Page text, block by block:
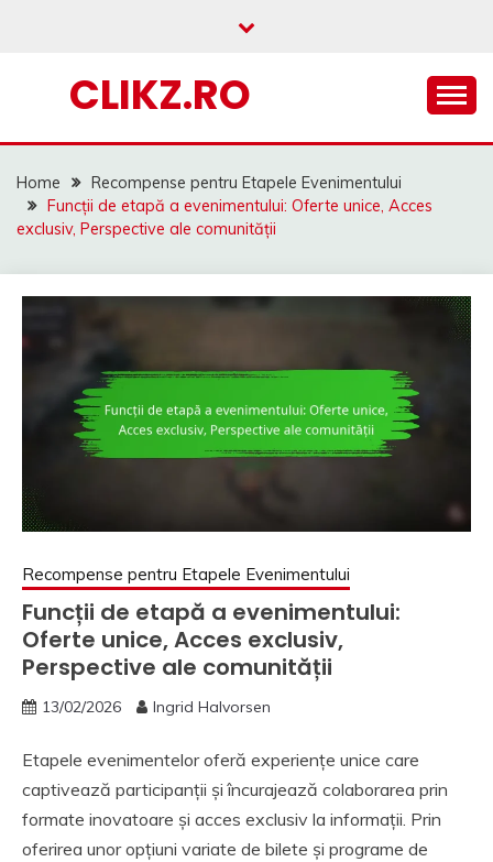
CLIKZ.RO
Home
Recompense pentru Etapele Evenimentului
Funcții de etapă a evenimentului: Oferte unice, Acces
exclusiv, Perspective ale comunității
Recompense pentru Etapele Evenimentului
Funcții de etapă a evenimentului:
Oferte unice, Acces exclusiv,
Perspective ale comunității
13/02/2026 Ingrid Halvorsen
Etapele evenimentelor oferă experiențe unice care
captivează participanții și încurajează colaborarea prin
formate inovatoare și acces exclusiv la informații. Prin
oferirea unor opțiuni variate de bilete și programe de